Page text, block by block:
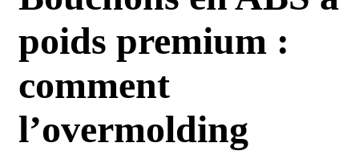
poids premium :
comment
l’overmolding